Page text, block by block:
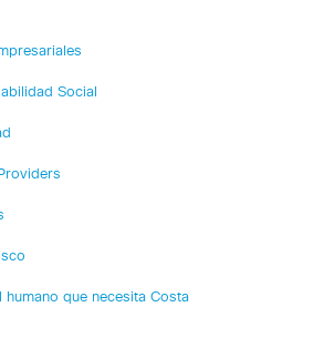
Social
humano que necesita Costa